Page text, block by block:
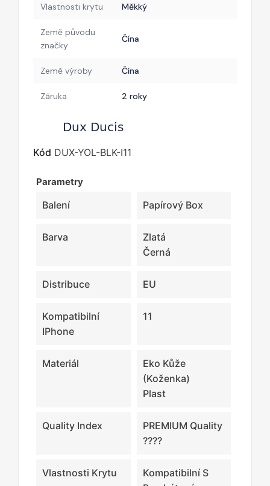
Vlastnosti krytu Měkký
Země původu
značky
Čína
Země výroby Čína
Záruka 2 roky
Kód DUX-YOL-BLK-I11
Parametry
Balení Papírový Box
Barva
Zlatá
Černá
Distribuce EU
Kompatibilní
IPhone
11
Materiál
Eko Kůže
(koženka)
Plast
Quality Index
PREMIUM Quality
????
Vlastnosti Krytu
Kompatibilní S